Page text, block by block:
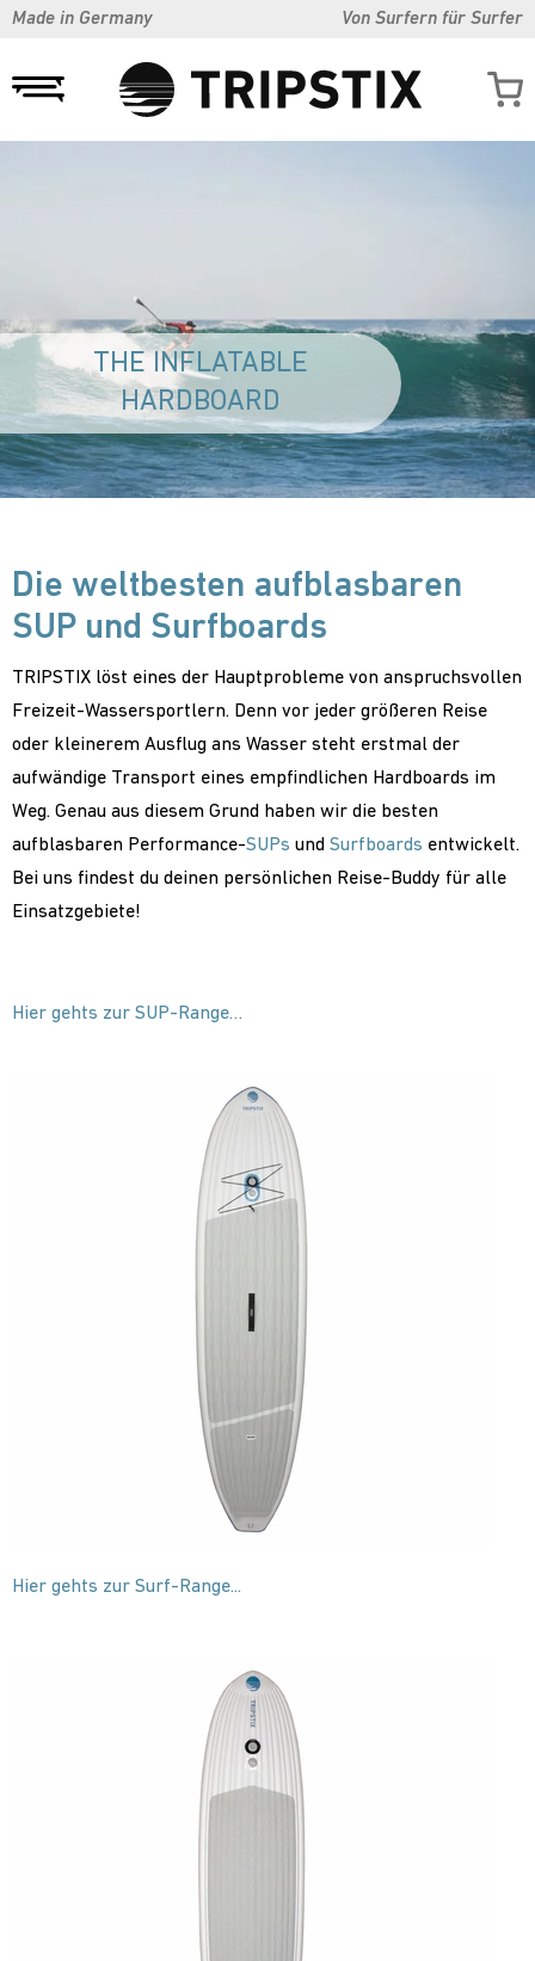
Made in Germany Von Surfern für Surfer
THE INFLATABLE
HARDBOARD
Die weltbesten aufblasbaren
SUP und Surfboards
TRIPSTIX löst eines der Hauptprobleme von anspruchsvollen
Freizeit-Wassersportlern. Denn vor jeder größeren Reise
oder kleinerem Ausflug ans Wasser steht erstmal der
aufwändige Transport eines empfindlichen Hardboards im
Weg. Genau aus diesem Grund haben wir die besten
aufblasbaren Performance-SUPs und Surfboards entwickelt.
Bei uns findest du deinen persönlichen Reise-Buddy für alle
Einsatzgebiete!
Hier gehts zur SUP-Range…
Hier gehts zur Surf-Range...